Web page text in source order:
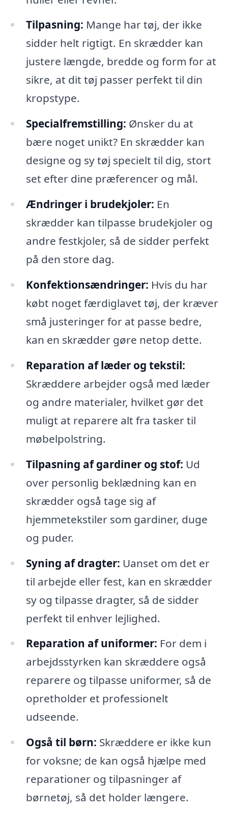
Tilpasning: Mange har tøj, der ikke
sidder helt rigtigt. En skrædder kan
justere længde, bredde og form for at
sikre, at dit tøj passer perfekt til din
kropstype.
Specialfremstilling: Ønsker du at
bære noget unikt? En skrædder kan
designe og sy tøj specielt til dig, stort
set efter dine præferencer og mål.
Ændringer i brudekjoler: En
skrædder kan tilpasse brudekjoler og
andre festkjoler, så de sidder perfekt
på den store dag.
Konfektionsændringer: Hvis du har
købt noget færdiglavet tøj, der kræver
små justeringer for at passe bedre,
kan en skrædder gøre netop dette.
Reparation af læder og tekstil:
Skræddere arbejder også med læder
og andre materialer, hvilket gør det
muligt at reparere alt fra tasker til
møbelpolstring.
Tilpasning af gardiner og stof: Ud
over personlig beklædning kan en
skrædder også tage sig af
hjemmetekstiler som gardiner, duge
og puder.
Syning af dragter: Uanset om det er
til arbejde eller fest, kan en skrædder
sy og tilpasse dragter, så de sidder
perfekt til enhver lejlighed.
Reparation af uniformer: For dem i
arbejdsstyrken kan skræddere også
reparere og tilpasse uniformer, så de
opretholder et professionelt
udseende.
Også til børn: Skræddere er ikke kun
for voksne; de kan også hjælpe med
reparationer og tilpasninger af
børnetøj, så det holder længere.